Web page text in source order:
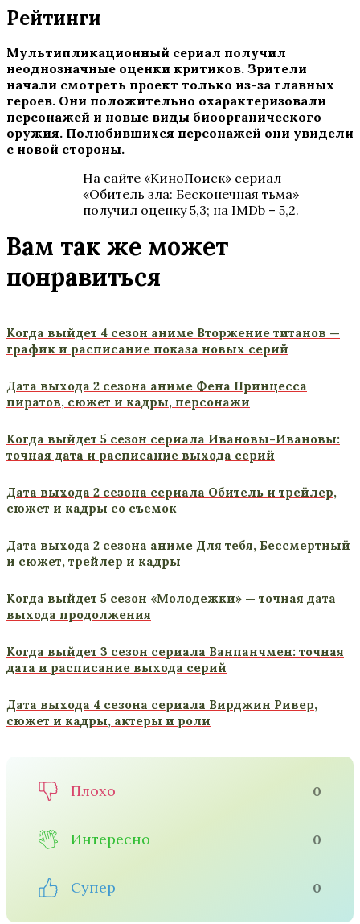
Рейтинги
Мультипликационный сериал получил
неоднозначные оценки критиков. Зрители
начали смотреть проект только из-за главных
героев. Они положительно охарактеризовали
персонажей и новые виды биоорганического
оружия. Полюбившихся персонажей они увидели
с новой стороны.
На сайте «КиноПоиск» сериал
«Обитель зла: Бесконечная тьма»
получил оценку 5,3; на IMDb – 5,2.
Вам так же может
понравиться
Когда выйдет 4 сезон аниме Вторжение титанов —
график и расписание показа новых серий
Дата выхода 2 сезона аниме Фена Принцесса
пиратов, сюжет и кадры, персонажи
Когда выйдет 5 сезон сериала Ивановы-Ивановы:
точная дата и расписание выхода серий
Дата выхода 2 сезона сериала Обитель и трейлер,
сюжет и кадры со съемок
Дата выхода 2 сезона аниме Для тебя, Бессмертный
и сюжет, трейлер и кадры
Когда выйдет 5 сезон «Молодежки» — точная дата
выхода продолжения
Когда выйдет 3 сезон сериала Ванпанчмен: точная
дата и расписание выхода серий
Дата выхода 4 сезона сериала Вирджин Ривер,
сюжет и кадры, актеры и роли
Плохо 0
Интересно 0
Супер 0